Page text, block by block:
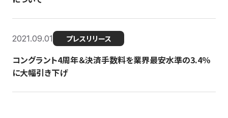
2021.09.01 プレスリリース
コングラント4周年＆決済手数料を業界最安水準の3.4％
に大幅引き下げ